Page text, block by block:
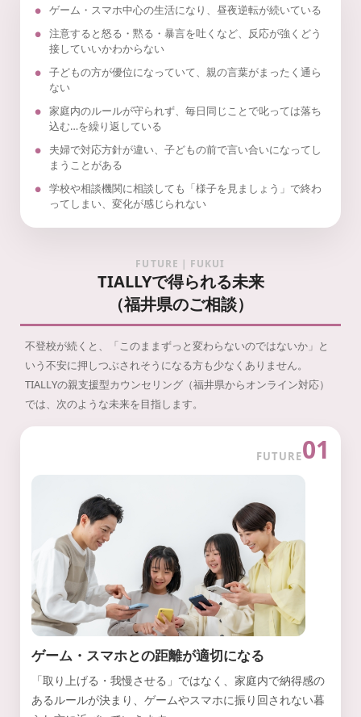
ゲーム・スマホ中心の生活になり、昼夜逆転が続いている
注意すると怒る・黙る・暴言を吐くなど、反応が強くどう
接していいかわからない
子どもの方が優位になっていて、親の言葉がまったく通ら
ない
家庭内のルールが守られず、毎日同じことで叱っては落ち
込む…を繰り返している
夫婦で対応方針が違い、子どもの前で言い合いになってし
まうことがある
学校や相談機関に相談しても「様子を見ましょう」で終わ
ってしまい、変化が感じられない
FUTURE｜FUKUI
TIALLYで得られる未来
（福井県のご相談）
不登校が続くと、「このままずっと変わらないのではないか」と
いう不安に押しつぶされそうになる方も少なくありません。
TIALLYの親支援型カウンセリング（福井県からオンライン対応）
では、次のような未来を目指します。
FUTURE01
ゲーム・スマホとの距離が適切になる
「取り上げる・我慢させる」ではなく、家庭内で納得感の
あるルールが決まり、ゲームやスマホに振り回されない暮